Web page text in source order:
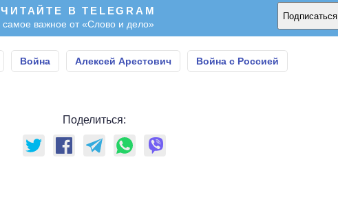
ЧИТАЙТЕ В TELEGRAM
самое важное от «Слово и дело»
Подписаться
Война Алексей Арестович Война с Россией
Поделиться: